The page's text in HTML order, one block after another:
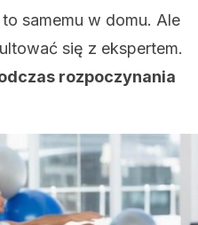
samemu w domu. Ale
się z ekspertem.
rozpoczynania